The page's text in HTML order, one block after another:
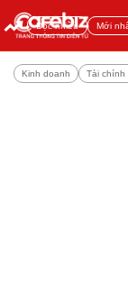
Đọc nhiều Mới
Kinh doanh Tài chính